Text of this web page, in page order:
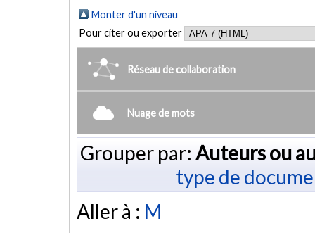
Monter d'un niveau
Pour citer ou exporter
Réseau de collaboration
Nuage de mots
Grouper par: Auteurs ou
type de
Aller à : M